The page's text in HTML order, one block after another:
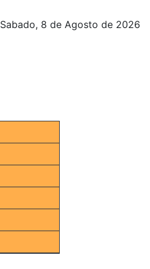
Sabado, 8 de Agosto de 2026